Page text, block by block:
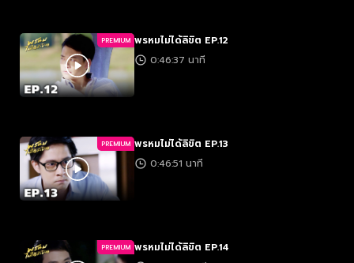
PREMIUM พรหมไม่ได้ลิขิต EP.12
0:46:37 นาที
PREMIUM พรหมไม่ได้ลิขิต EP.13
0:46:51 นาที
PREMIUM พรหมไม่ได้ลิขิต EP.14